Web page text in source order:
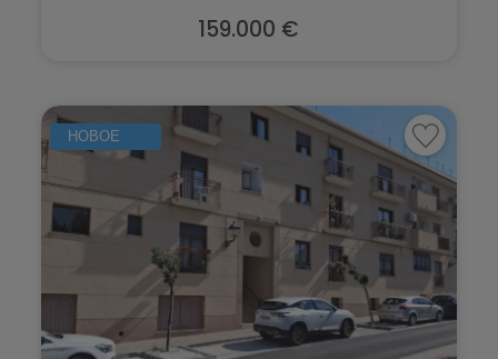
Mutxamel
Oliva
Ondara
Orba
Orihuela Costa
Moraira
Muchamiel
Murla
Oliva
Ondara
159.000 €
НОВОЕ